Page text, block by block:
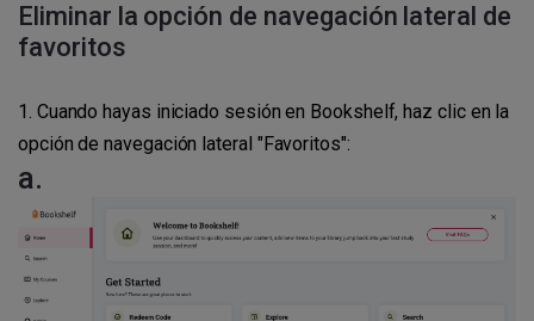
Eliminar la opción de navegación lateral de
favoritos
1. Cuando hayas iniciado sesión en Bookshelf, haz clic en la
opción de navegación lateral "Favoritos":
Abrir image-20241014-192930.png
a.